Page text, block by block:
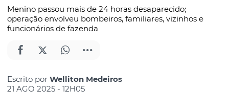
Menino passou mais de 24 horas desaparecido;
operação envolveu bombeiros, familiares, vizinhos e
funcionários de fazenda
Escrito por Welliton Medeiros
21 AGO 2025 - 12H05